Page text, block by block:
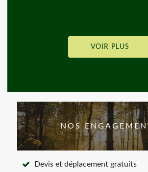
VOIR PLUS
NOS
Devis et déplacement gratuits